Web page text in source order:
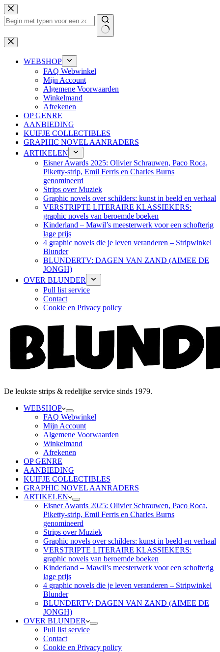
Ga
naar
de
Geen
resultaten
WEBSHOP
FAQ Webwinkel
Mijn Account
Algemene Voorwaarden
Winkelmand
Afrekenen
OP GENRE
AANBIEDING
KUIFJE COLLECTIBLES
GRAPHIC NOVEL AANRADERS
ARTIKELEN
Eisner Awards 2025: Olivier Schrauwen, Paco Roca,
Piketty-strip, Emil Ferris en Charles Burns
genomineerd
Strips over Muziek
Graphic novels over schilders: kunst in beeld en verhaal
VERSTRIPTE LITERAIRE KLASSIEKERS:
graphic novels van beroemde boeken
Kinderland – Mawil’s meesterwerk voor een schofterig
lage prijs
4 graphic novels die je leven veranderen – Stripwinkel
Blunder
BLUNDERTV: DAGEN VAN ZAND (AIMEE DE
JONGH)
OVER BLUNDER
Pull list service
Contact
Cookie en Privacy policy
De leukste strips & redelijke service sinds 1979.
WEBSHOP
FAQ Webwinkel
Mijn Account
Algemene Voorwaarden
Winkelmand
Afrekenen
OP GENRE
AANBIEDING
KUIFJE COLLECTIBLES
GRAPHIC NOVEL AANRADERS
ARTIKELEN
Eisner Awards 2025: Olivier Schrauwen, Paco Roca,
Piketty-strip, Emil Ferris en Charles Burns
genomineerd
Strips over Muziek
Graphic novels over schilders: kunst in beeld en verhaal
VERSTRIPTE LITERAIRE KLASSIEKERS:
graphic novels van beroemde boeken
Kinderland – Mawil’s meesterwerk voor een schofterig
lage prijs
4 graphic novels die je leven veranderen – Stripwinkel
Blunder
BLUNDERTV: DAGEN VAN ZAND (AIMEE DE
JONGH)
OVER BLUNDER
Pull list service
Contact
Cookie en Privacy policy